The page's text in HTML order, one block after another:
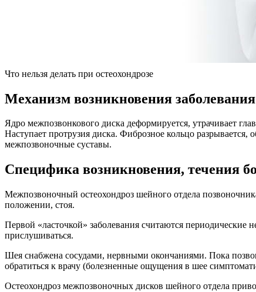
Что нельзя делать при остеохондрозе
Механизм возникновения заболевания
Ядро межпозвонкового диска деформируется, утрачивает
Наступает протрузия диска. Фиброзное кольцо
межпозвоночные суставы.
Специфика возникновения, течения
Межпозвоночный остеохондроз шейного отдела
положении, стоя.
Первой «ласточкой» заболевания считаются
прислушиваться.
Шея снабжена сосудами, нервными окончаниями. Пока
обратиться к врачу (болезненные ощущения в шее
Остеохондроз межпозвоночных дисков шейного отдела